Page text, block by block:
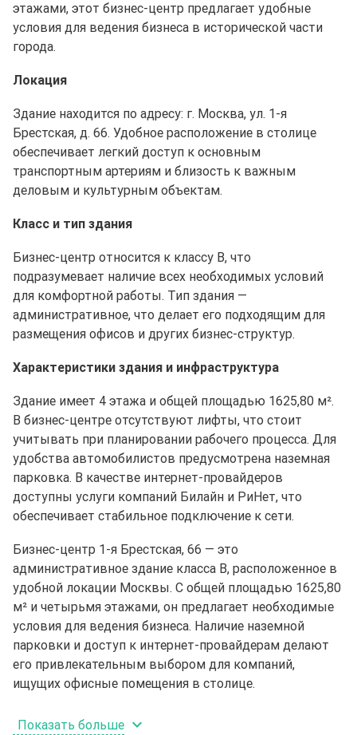
этажами, этот бизнес-центр предлагает удобные
условия для ведения бизнеса в исторической части
города.
Локация
Здание находится по адресу: г. Москва, ул. 1-я
Брестская, д. 66. Удобное расположение в столице
обеспечивает легкий доступ к основным
транспортным артериям и близость к важным
деловым и культурным объектам.
Класс и тип здания
Бизнес-центр относится к классу B, что
подразумевает наличие всех необходимых условий
для комфортной работы. Тип здания —
административное, что делает его подходящим для
размещения офисов и других бизнес-структур.
Характеристики здания и инфраструктура
Здание имеет 4 этажа и общей площадью 1625,80 м².
В бизнес-центре отсутствуют лифты, что стоит
учитывать при планировании рабочего процесса. Для
удобства автомобилистов предусмотрена наземная
парковка. В качестве интернет-провайдеров
доступны услуги компаний Билайн и РиНет, что
обеспечивает стабильное подключение к сети.
Бизнес-центр 1-я Брестская, 66 — это
административное здание класса B, расположенное в
удобной локации Москвы. С общей площадью 1625,80
м² и четырьмя этажами, он предлагает необходимые
условия для ведения бизнеса. Наличие наземной
парковки и доступ к интернет-провайдерам делают
его привлекательным выбором для компаний,
ищущих офисные помещения в столице.
Показать больше